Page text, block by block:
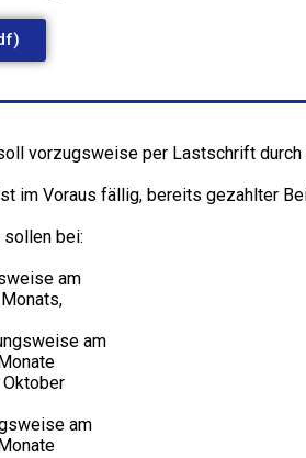
vorzugsweise per Lastschrift durch
im Voraus fällig, bereits gezahlter
bei:
am
am
am